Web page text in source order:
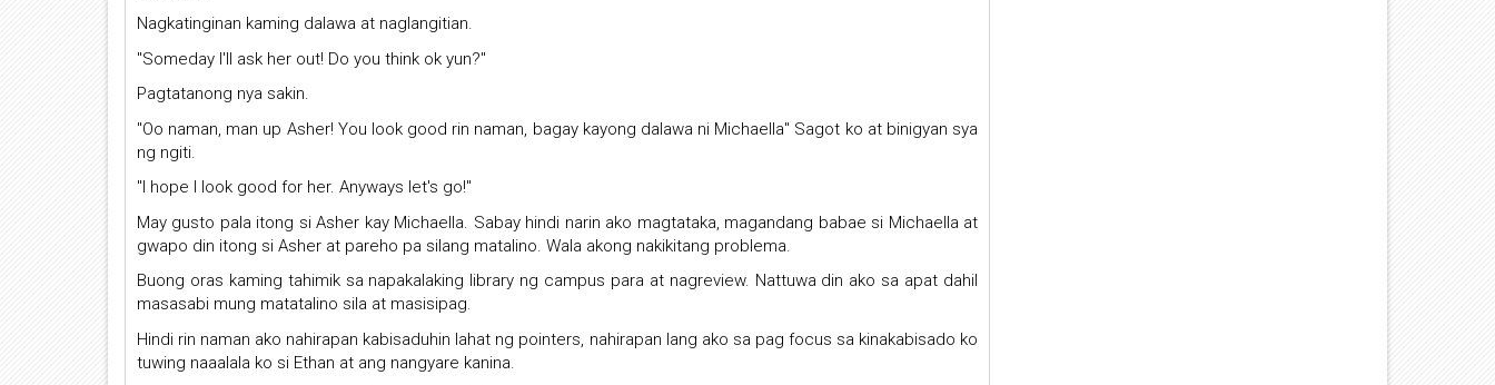
Nagkatinginan kaming dalawa at naglangitian.
"Someday I'll ask her out! Do you think ok yun?"
Pagtatanong nya sakin.
"Oo naman, man up Asher! You look good rin naman, bagay kayong dalawa ni Michaella" Sagot ko at binigyan sya
ng ngiti.
"I hope I look good for her. Anyways let's go!"
May gusto pala itong si Asher kay Michaella. Sabay hindi narin ako magtataka, magandang babae si Michaella at
gwapo din itong si Asher at pareho pa silang matalino. Wala akong nakikitang problema.
Buong oras kaming tahimik sa napakalaking library ng campus para at nagreview. Nattuwa din ako sa apat dahil
masasabi mung matatalino sila at masisipag.
Hindi rin naman ako nahirapan kabisaduhin lahat ng pointers, nahirapan lang ako sa pag focus sa kinakabisado ko
tuwing naaalala ko si Ethan at ang nangyare kanina.